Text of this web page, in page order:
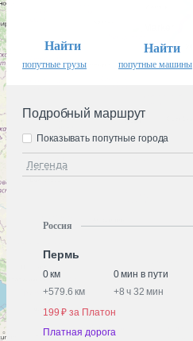
Найти
попутные грузы
Найти
попутные машины
Подробный маршрут
Легенда
Показывать попутные города
Россия
Пермь
0 км
0 мин в пути
+579.6 км +8 ч 32 мин
199 ₽ за Платон
Платная дорога